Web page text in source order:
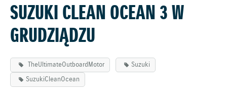
SUZUKI CLEAN OCEAN 3 W
GRUDZIĄDZU
TheUltimateOutboardMotor
Suzuki
SuzukiCleanOcean